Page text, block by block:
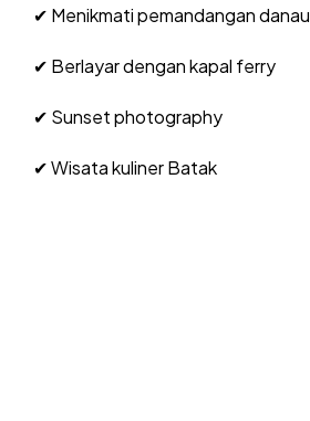
✔ Menikmati pemandangan danau
✔ Berlayar dengan kapal ferry
✔ Sunset photography
✔ Wisata kuliner Batak